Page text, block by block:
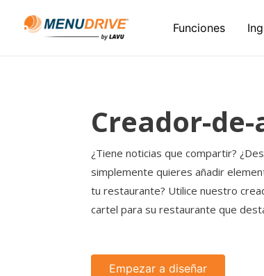
Funciones
Creador-
¿Tiene noticias que compartir?
simplemente quieres añadir
tu restaurante? Utilice nuestro
cartel para su restaurante que
Empezar a diseñar